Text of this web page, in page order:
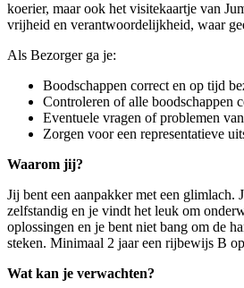
koerier, maar ook het visitekaartje van
vrijheid en verantwoordelijkheid, waar
Als Bezorger ga je:
Boodschappen correct en op tijd
Controleren of alle boodschappen
Eventuele vragen of problemen
Zorgen voor een representatieve
Waarom jij?
Jij bent een aanpakker met een glimlach.
zelfstandig en je vindt het leuk om
oplossingen en je bent niet bang om de
steken. Minimaal 2 jaar een rijbewijs B
Wat kan je verwachten?